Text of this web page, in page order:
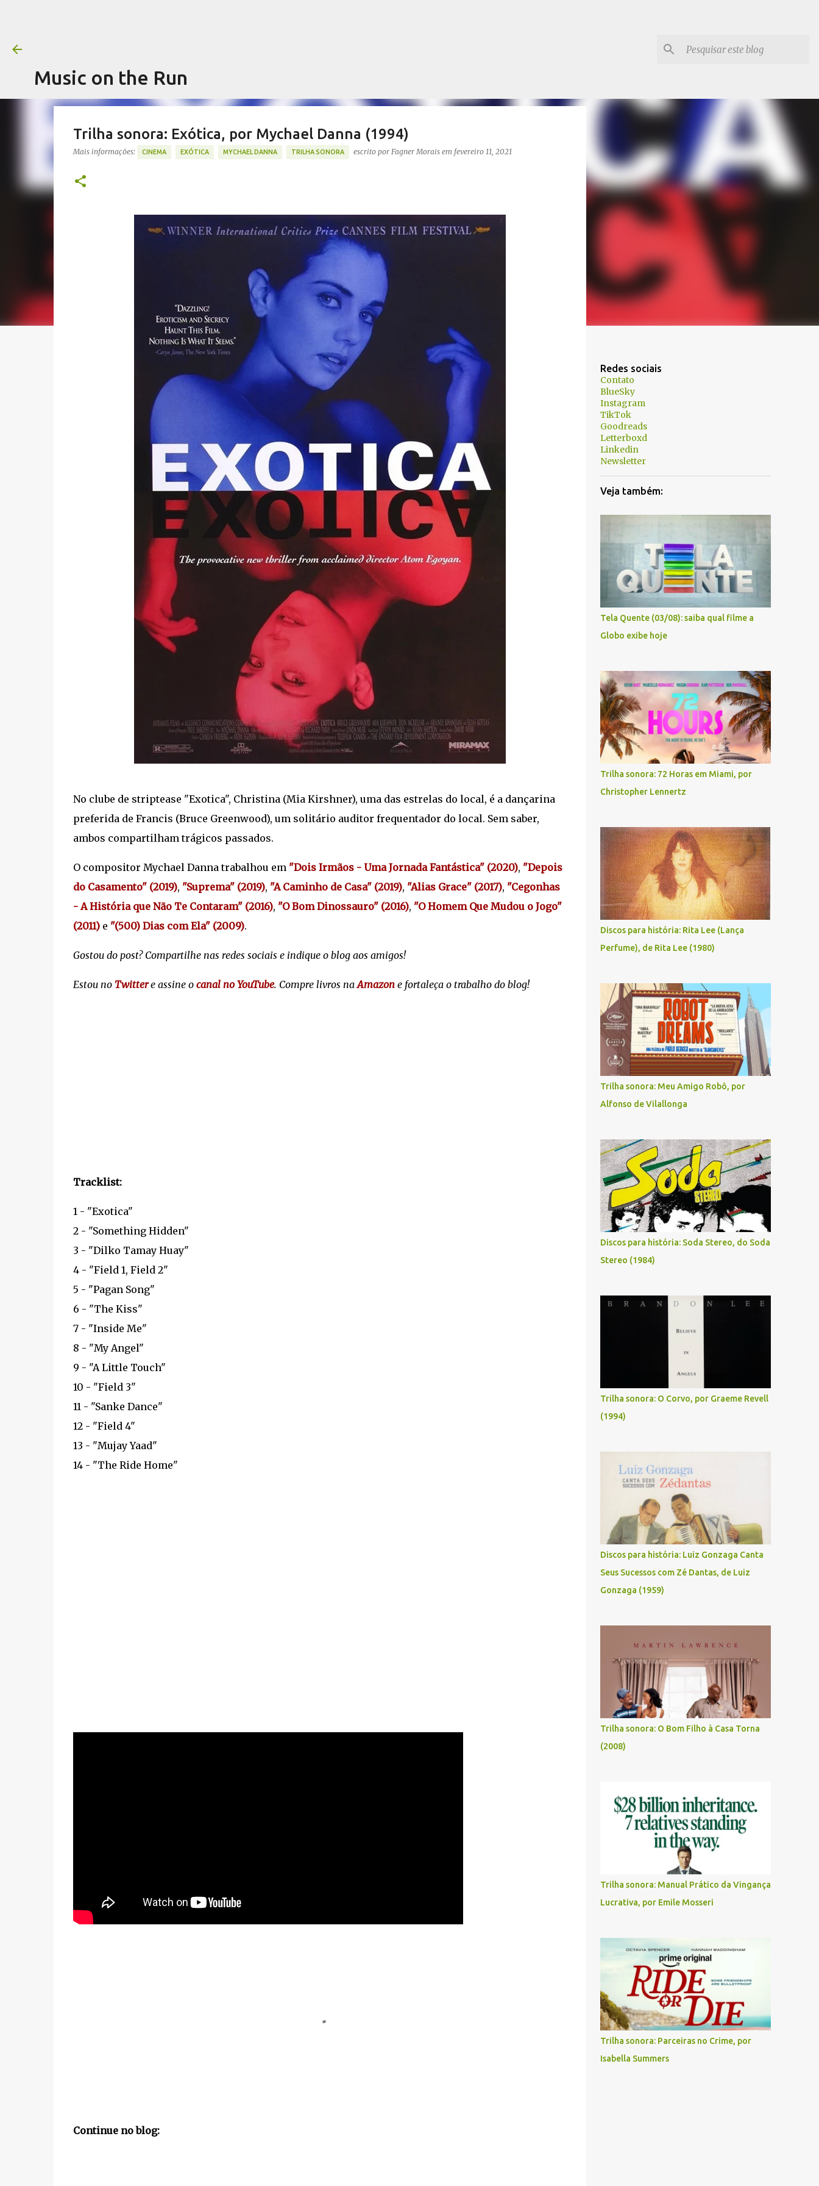
Music on the Run
Trilha sonora: Exótica, por Mychael Danna (1994)
Mais informações: CINEMA EXÓTICA MYCHAEL DANNA TRILHA SONORA escrito por Fagner Morais em fevereiro 11, 2021
No clube de striptease "Exotica", Christina (Mia Kirshner), uma das estrelas do local, é a dançarina
preferida de Francis (Bruce Greenwood), um solitário auditor frequentador do local. Sem saber,
ambos compartilham trágicos passados.
O compositor Mychael Danna trabalhou em "Dois Irmãos - Uma Jornada Fantástica" (2020), "Depois
do Casamento" (2019), "Suprema" (2019), "A Caminho de Casa" (2019), "Alias Grace" (2017), "Cegonhas
- A História que Não Te Contaram" (2016), "O Bom Dinossauro" (2016), "O Homem Que Mudou o Jogo"
(2011)e "(500) Dias com Ela" (2009).
Gostou do post? Compartilhe nas redes sociais e indique o blog aos amigos!
Estou no Twittere assine o canal no YouTube. Compre livros naAmazone fortaleça o trabalho do blog!
Tracklist:
1 - "Exotica"
2 - "Something Hidden"
3 - "Dilko Tamay Huay"
4 - "Field 1, Field 2"
5 - "Pagan Song"
6 - "The Kiss"
7 - "Inside Me"
8 - "My Angel"
9 - "A Little Touch"
10 - "Field 3"
11 - "Sanke Dance"
12 - "Field 4"
13 - "Mujay Yaad"
14 - "The Ride Home"
Continue no blog:
Redes sociais
Contato
BlueSky
Instagram
TikTok
Goodreads
Letterboxd
Linkedin
Newsletter
Veja também:
Tela Quente (03/08): saiba qual filme a
Globo exibe hoje
Trilha sonora: 72 Horas em Miami, por
Christopher Lennertz
Discos para história: Rita Lee (Lança
Perfume), de Rita Lee (1980)
Trilha sonora: Meu Amigo Robô, por
Alfonso de Vilallonga
Discos para história: Soda Stereo, do Soda
Stereo (1984)
Trilha sonora: O Corvo, por Graeme Revell
(1994)
Discos para história: Luiz Gonzaga Canta
Seus Sucessos com Zé Dantas, de Luiz
Gonzaga (1959)
Trilha sonora: O Bom Filho à Casa Torna
(2008)
Trilha sonora: Manual Prático da Vingança
Lucrativa, por Emile Mosseri
Trilha sonora: Parceiras no Crime, por
Isabella Summers